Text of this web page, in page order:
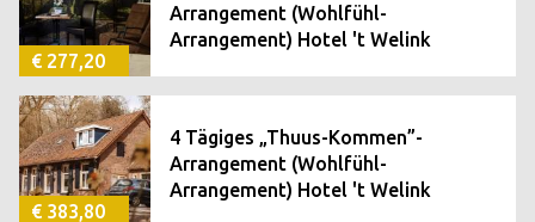
€ 277,20
Arrangement (Wohlfühl-
Arrangement) Hotel 't Welink
€ 383,80
4 Tägiges „Thuus-Kommen”-
Arrangement (Wohlfühl-
Arrangement) Hotel 't Welink